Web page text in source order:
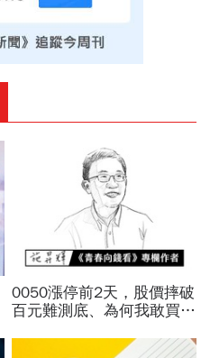
0050漲停前2天，股價摔破
百元難測底、為何我敢買下
「切蛋糕」的刀，挑這把不